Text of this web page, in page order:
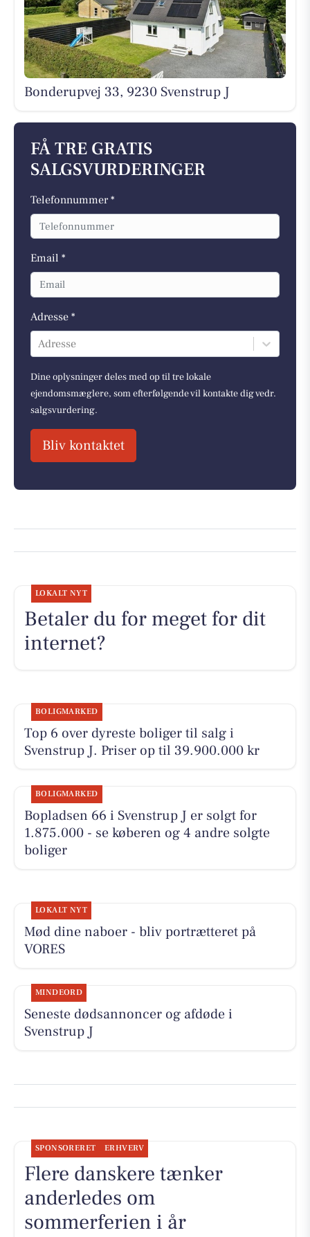
Bonderupvej 33, 9230 Svenstrup J
FÅ TRE GRATIS
SALGSVURDERINGER
Telefonnummer *
Email *
Adresse *
Adresse
Dine oplysninger deles med op til tre lokale
ejendomsmæglere, som efterfølgende vil kontakte dig vedr.
salgsvurdering.
Bliv kontaktet
LOKALT NYT
Betaler du for meget for dit
internet?
BOLIGMARKED
Top 6 over dyreste boliger til salg i
Svenstrup J. Priser op til 39.900.000 kr
BOLIGMARKED
Bopladsen 66 i Svenstrup J er solgt for
1.875.000 - se køberen og 4 andre solgte
boliger
LOKALT NYT
Mød dine naboer - bliv portrætteret på
VORES
MINDEORD
Seneste dødsannoncer og afdøde i
Svenstrup J
SPONSORERET ERHVERV
Flere danskere tænker
anderledes om
sommerferien i år